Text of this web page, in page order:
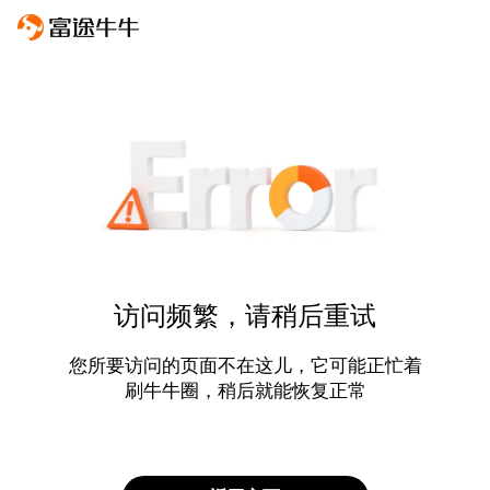
访问频繁，请稍后重试
您所要访问的页面不在这儿，它可能正忙着
刷牛牛圈，稍后就能恢复正常